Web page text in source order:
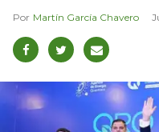
Martín García Chavero